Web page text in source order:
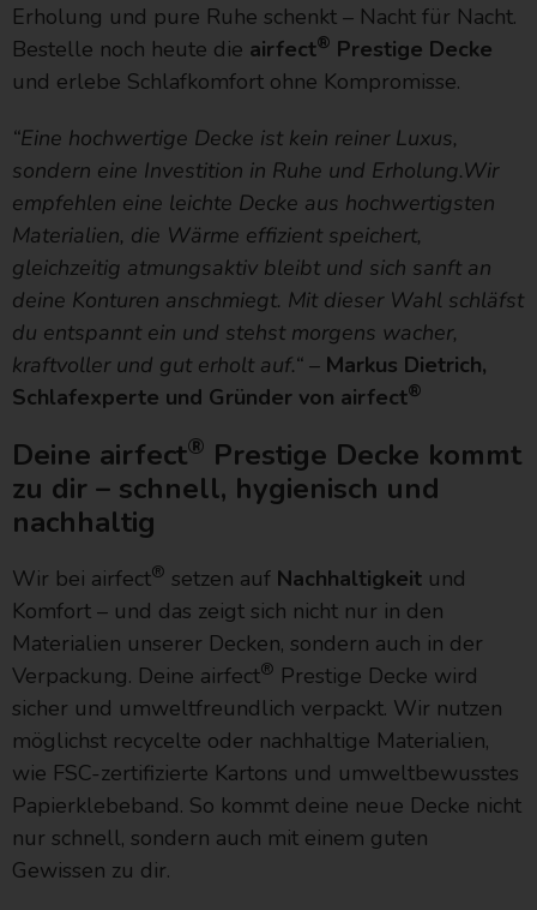
Erholung und pure Ruhe schenkt – Nacht für Nacht.
Bestelle noch heute die airfect® Prestige Decke
und erlebe Schlafkomfort ohne Kompromisse.
“Eine hochwertige Decke ist kein reiner Luxus,
sondern eine Investition in Ruhe und Erholung.Wir
empfehlen eine leichte Decke aus hochwertigsten
Materialien, die Wärme effizient speichert,
gleichzeitig atmungsaktiv bleibt und sich sanft an
deine Konturen anschmiegt. Mit dieser Wahl schläfst
du entspannt ein und stehst morgens wacher,
kraftvoller und gut erholt auf.“ – Markus Dietrich,
Schlafexperte und Gründer von airfect®
Deine airfect® Prestige Decke kommt
zu dir – schnell, hygienisch und
nachhaltig
Wir bei airfect® setzen auf Nachhaltigkeit und
Komfort – und das zeigt sich nicht nur in den
Materialien unserer Decken, sondern auch in der
Verpackung. Deine airfect® Prestige Decke wird
sicher und umweltfreundlich verpackt. Wir nutzen
möglichst recycelte oder nachhaltige Materialien,
wie FSC-zertifizierte Kartons und umweltbewusstes
Papierklebeband. So kommt deine neue Decke nicht
nur schnell, sondern auch mit einem guten
Gewissen zu dir.